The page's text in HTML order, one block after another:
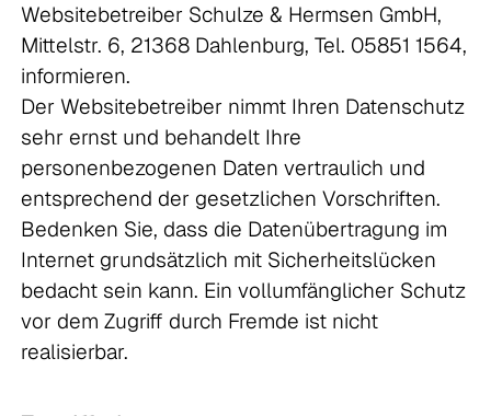
Websitebetreiber Schulze & Hermsen GmbH,
Mittelstr. 6, 21368 Dahlenburg, Tel. 05851 1564,
informieren.
Der Websitebetreiber nimmt Ihren Datenschutz
sehr ernst und behandelt Ihre
personenbezogenen Daten vertraulich und
entsprechend der gesetzlichen Vorschriften.
Bedenken Sie, dass die Datenübertragung im
Internet grundsätzlich mit Sicherheitslücken
bedacht sein kann. Ein vollumfänglicher Schutz
vor dem Zugriff durch Fremde ist nicht
realisierbar.